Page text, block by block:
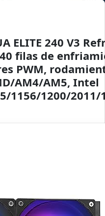
ELITE 240 V3
filas de
PWM,
AM4/AM5, Intel
1156/1200/2011/